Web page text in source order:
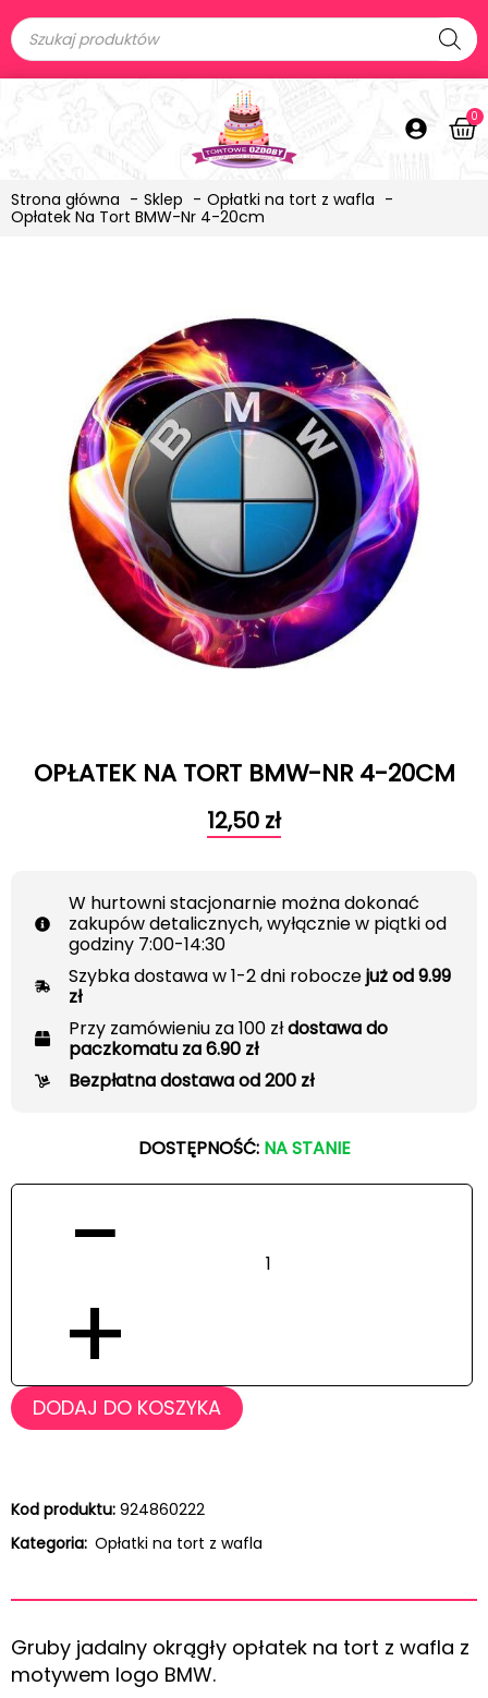
0
Strona główna Sklep
Opłatki na tort z wafla
Opłatek Na Tort BMW-Nr 4-20cm
OPŁATEK NA TORT BMW-NR 4-20CM
12,50 zł
W hurtowni stacjonarnie można dokonać
zakupów detalicznych, wyłącznie w piątki od
godziny 7:00-14:30
Szybka dostawa w 1-2 dni roboczejuż od 9.99
zł
Przy zamówieniu za 100 złdostawa do
paczkomatu za 6.90 zł
Bezpłatna dostawa od 200 zł
DOSTĘPNOŚĆ: NA STANIE
−
+
DODAJ DO KOSZYKA
Kod produktu: 924860222
Kategoria: Opłatki na tort z wafla
Gruby jadalny okrągły opłatek na tort z wafla z
motywem logo BMW.